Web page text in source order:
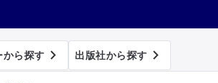
から探す  出版社から探す 